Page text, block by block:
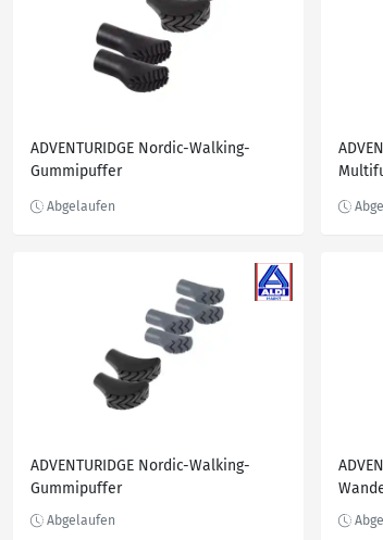
ADVENTURIDGE Nordic-Walking-
Gummipuffer
ADVENTURIDGE Nordic-Walking-
Gummipuffer